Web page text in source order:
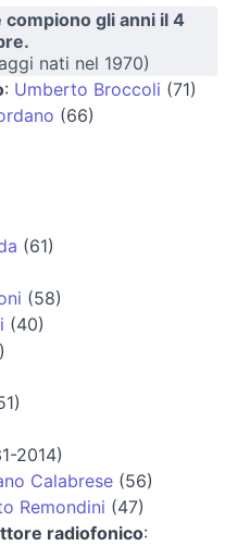
gli anni il 4
nati nel 1970)
: Umberto Broccoli (71)
(66)
(61)
(58)
(40)
2014)
Calabrese (56)
Remondini (47)
radiofonico: